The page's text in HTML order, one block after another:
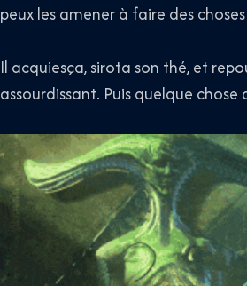
peux les amener à faire des
Il acquiesça, sirota son thé, et
assourdissant. Puis quelque